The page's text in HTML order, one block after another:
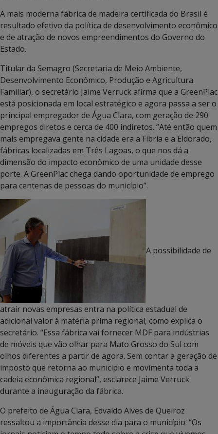
A mais moderna fábrica de madeira certificada do Brasil é
resultado efetivo da política de desenvolvimento econômico
e de atração de novos empreendimentos do Governo do
Estado.
Titular da Semagro (Secretaria de Meio Ambiente,
Desenvolvimento Econômico, Produção e Agricultura
Familiar), o secretário Jaime Verruck afirma que a GreenPlac
está posicionada em local estratégico e agora passa a ser o
principal empregador de Água Clara, com geração de 290
empregos diretos e cerca de 400 indiretos. “Até então quem
mais empregava gente na cidade era a Fibria e a Eldorado,
fábricas localizadas em Três Lagoas, o que nos dá a
dimensão do impacto econômico de uma unidade desse
porte. A GreenPlac chega dando oportunidade de emprego
para centenas de pessoas do município”.
A possibilidade de
atrair novas empresas entra na política estadual de
adicional valor à matéria prima regional, como explica o
secretário. “Essa fábrica vai fornecer MDF para indústrias
de móveis que vão olhar para Mato Grosso do Sul com
olhos diferentes a partir de agora. Sem contar a geração de
imposto que retorna ao município e movimenta toda a
cadeia econômica regional”, esclarece Jaime Verruck
durante a inauguração da fábrica.
O prefeito de Água Clara, Edvaldo Alves de Queiroz
ressaltou a importância desse dia para o município. “Os